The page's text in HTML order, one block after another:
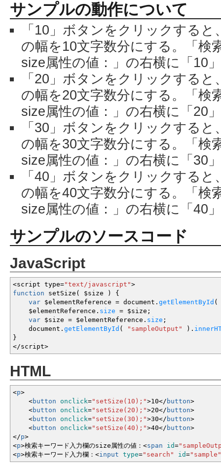
サンプルの動作について
「10」ボタンをクリックする
の幅を10文字数分にする。「検
size属性の値：」の右横に「10
「20」ボタンをクリックする
の幅を20文字数分にする。「検
size属性の値：」の右横に「20
「30」ボタンをクリックする
の幅を30文字数分にする。「検
size属性の値：」の右横に「30
「40」ボタンをクリックする
の幅を40文字数分にする。「検
size属性の値：」の右横に「40
サンプルのソースコード
JavaScript
<script type="text/javascript">
function setSize ( $size )
{
var $elementReference = document. getElementById (
$elementReference. size = $size ;
var $size = $elementReference. size ;
document. getElementById ( "sampleOutput" ) .
}
</script>
HTML
<p>
<button onclick="setSize(10);">10</ button>
<button onclick="setSize(20);">20</ button>
<button onclick="setSize(30);">30</ button>
<button onclick="setSize(40);">40</ button>
</p>
<p>検索キーワード入力欄のsize属性の値： <span id=
<p>検索キーワード入力欄： <input type="search" id="sample"